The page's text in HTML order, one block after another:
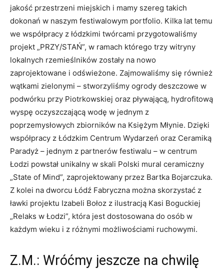
jakość przestrzeni miejskich i mamy szereg takich
dokonań w naszym festiwalowym portfolio. Kilka lat temu
we współpracy z łódzkimi twórcami przygotowaliśmy
projekt „PRZY/STAŃ”, w ramach którego trzy witryny
lokalnych rzemieślników zostały na nowo
zaprojektowane i odświeżone. Zajmowaliśmy się również
wątkami zielonymi – stworzyliśmy ogrody deszczowe w
podwórku przy Piotrkowskiej oraz pływającą, hydrofitową
wyspę oczyszczającą wodę w jednym z
poprzemysłowych zbiorników na Księżym Młynie. Dzięki
współpracy z Łódzkim Centrum Wydarzeń oraz Ceramiką
Paradyż – jednym z partnerów festiwalu – w centrum
Łodzi powstał unikalny w skali Polski mural ceramiczny
„State of Mind”, zaprojektowany przez Bartka Bojarczuka.
Z kolei na dworcu Łódź Fabryczna można skorzystać z
ławki projektu Izabeli Bołoz z ilustracją Kasi Boguckiej
„Relaks w Łodzi”, która jest dostosowana do osób w
każdym wieku i z różnymi możliwościami ruchowymi.
Z.M.: Wróćmy jeszcze na chwilę